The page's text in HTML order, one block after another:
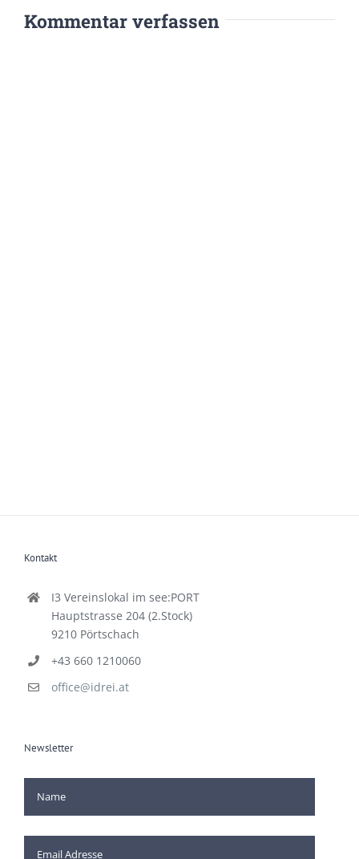
Kommentar verfassen
Kontakt
I3 Vereinslokal im see:PORT
Hauptstrasse 204 (2.Stock)
9210 Pörtschach
+43 660 1210060
office@idrei.at
Newsletter